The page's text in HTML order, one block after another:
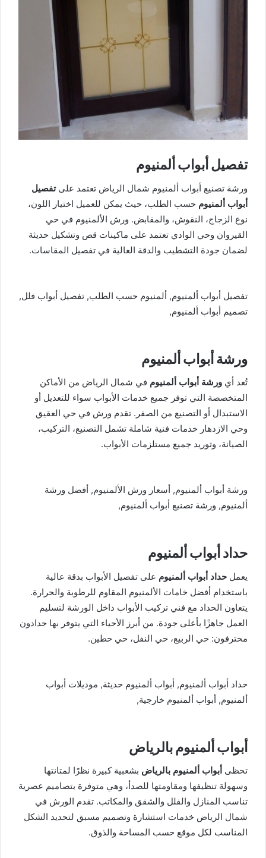
تفصيل أبواب ألمنيوم
ورشة تصنيع أبواب ألمنيوم شمال الرياض تعتمد علىتفصيل
أبواب ألمنيوم حسب الطلب، حيث يمكن للعميل اختيار اللون،
نوع الزجاج، النقوش، والمقابض. ورش الألمنيوم في حي
القيروان وحي الوادي تعتمد على ماكينات قص وتشكيل حديثة
لضمان جودة التشطيب والدقة العالية في تفصيل المقاسات.
تفصيل أبواب ألمنيوم, ألمنيوم حسب الطلب, تفصيل أبواب فلل,
تصميم أبواب ألمنيوم,
ورشة أبواب ألمنيوم
تُعد أي ورشة أبواب ألمنيوم في شمال الرياض من الأماكن
المتخصصة التي توفر جميع خدمات الأبواب سواء للتعديل أو
الاستبدال أو التصنيع من الصفر. تقدم ورش في حي العقيق
وحي الازدهار خدمات فنية شاملة تشمل التصنيع، التركيب،
الصيانة، وتوريد جميع مستلزمات الأبواب.
ورشة أبواب ألمنيوم, أسعار ورش الألمنيوم, أفضل ورشة
ألمنيوم, ورشة تصنيع أبواب ألمنيوم,
حداد أبواب ألمنيوم
يعمل حداد أبواب ألمنيوم على تفصيل الأبواب بدقة عالية
باستخدام أفضل خامات الألمنيوم المقاوم للرطوبة والحرارة.
يتعاون الحداد مع فني تركيب الأبواب داخل الورشة لتسليم
العمل جاهزًا بأعلى جودة. من أبرز الأحياء التي يتوفر بها حدادون
محترفون: حي الربيع، حي النفل، حي حطين.
حداد أبواب ألمنيوم, أبواب ألمنيوم حديثة, موديلات أبواب
ألمنيوم, أبواب ألمنيوم خارجية,
أبواب ألمنيوم بالرياض
تحظى أبواب ألمنيوم بالرياض بشعبية كبيرة نظرًا لمتانتها
وسهولة تنظيفها ومقاومتها للصدأ، وهي متوفرة بتصاميم عصرية
تناسب المنازل والفلل والشقق والمكاتب. تقدم الورش في
شمال الرياض خدمات استشارة وتصميم مسبق لتحديد الشكل
المناسب لكل موقع حسب المساحة والذوق.